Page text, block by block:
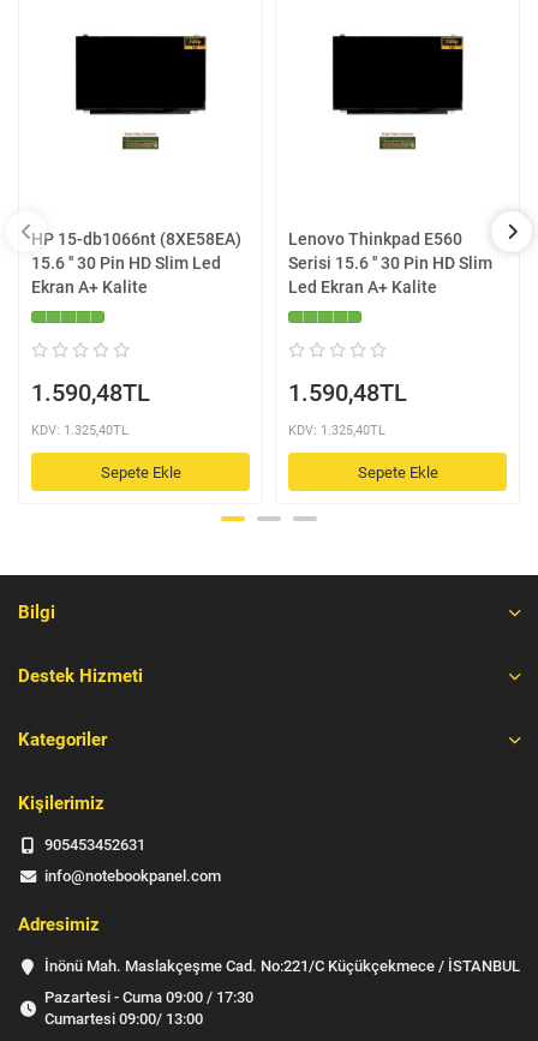
HP 15-db1066nt (8XE58EA)
15.6 '' 30 Pin HD Slim Led
Ekran A+ Kalite
1.590,48TL
KDV: 1.325,40TL
Sepete Ekle
Lenovo Thinkpad E560
Serisi 15.6 '' 30 Pin HD Slim
Led Ekran A+ Kalite
1.590,48TL
KDV: 1.325,40TL
Sepete Ekle
Bilgi
Destek Hizmeti
Kategoriler
Kişilerimiz
905453452631
info@notebookpanel.com
Adresimiz
İnönü Mah. Maslakçeşme Cad. No:221/C Küçükçekmece / İSTANBUL
Pazartesi - Cuma 09:00 / 17:30
Cumartesi 09:00/ 13:00